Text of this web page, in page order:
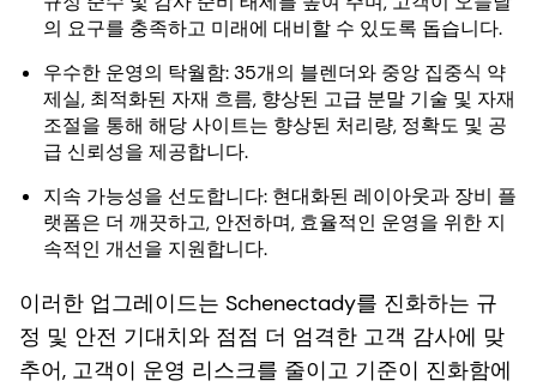
의 요구를 충족하고 미래에 대비할 수 있도록 돕습니다.
우수한 운영의 탁월함: 35개의 블렌더와 중앙 집중식 약
제실, 최적화된 자재 흐름, 향상된 고급 분말 기술 및 자재
조절을 통해 해당 사이트는 향상된 처리량, 정확도 및 공
급 신뢰성을 제공합니다.
지속 가능성을 선도합니다: 현대화된 레이아웃과 장비 플
랫폼은 더 깨끗하고, 안전하며, 효율적인 운영을 위한 지
속적인 개선을 지원합니다.
이러한 업그레이드는 Schenectady를 진화하는 규
정 및 안전 기대치와 점점 더 엄격한 고객 감사에 맞
추어, 고객이 운영 리스크를 줄이고 기준이 진화함에